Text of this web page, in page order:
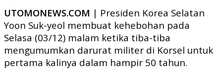
UTOMONEWS.COM | Presiden Korea Selatan
Yoon Suk-yeol membuat kehebohan pada
Selasa (03/12) malam ketika tiba-tiba
mengumumkan darurat militer di Korsel untuk
pertama kalinya dalam hampir 50 tahun.